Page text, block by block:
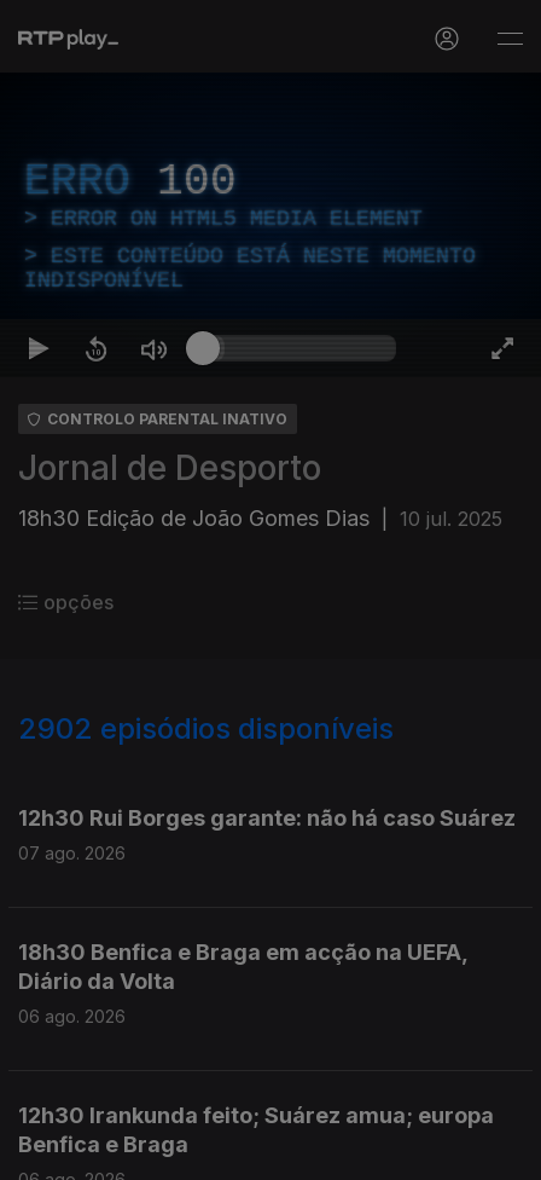
ERRO 100
ERROR ON HTML5 MEDIA ELEMENT
ESTE CONTEÚDO ESTÁ NESTE MOMENTO
INDISPONÍVEL
CONTROLO PARENTAL INATIVO
Jornal de Desporto
18h30 Edição de João Gomes Dias 10 jul. 2025
opções
2902 episódios disponíveis
12h30 Rui Borges garante: não há caso Suárez
07 ago. 2026
18h30 Benfica e Braga em acção na UEFA,
Diário da Volta
06 ago. 2026
12h30 Irankunda feito; Suárez amua; europa
Benfica e Braga